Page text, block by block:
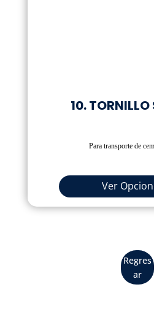
10. TORNILLO
Para transporte de
Ver
Regres
ar